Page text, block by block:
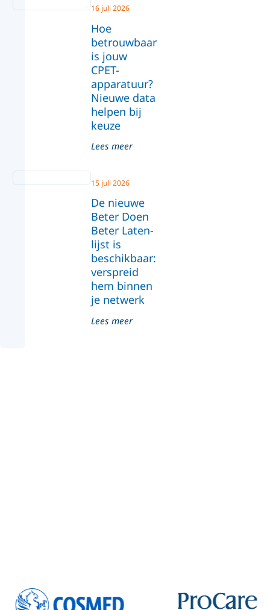
Hoe
betrouwbaar
is jouw
CPET-
apparatuur?
Nieuwe data
helpen bij
keuze
16 juli 2026
Lees meer
De nieuwe
Beter Doen
Beter Laten-
lijst is
beschikbaar:
verspreid
hem binnen
je netwerk
15 juli 2026
Lees meer